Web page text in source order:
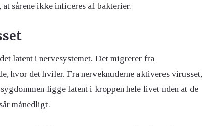
sårene ikke inficeres af bakterier.
latent i nervesystemet. Det migrerer fra
hvor det hviler. Fra nerveknuderne aktiveres virusset,
ligge latent i kroppen hele livet uden at de
månedligt.